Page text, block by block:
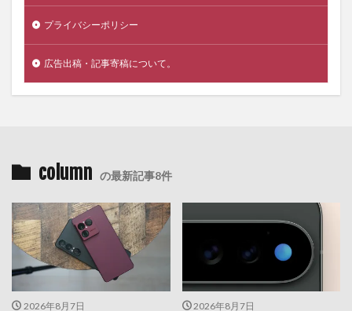
プライバシーポリシー
広告出稿・記事寄稿について。
column の最新記事8件
2026年8月7日 2026年8月7日